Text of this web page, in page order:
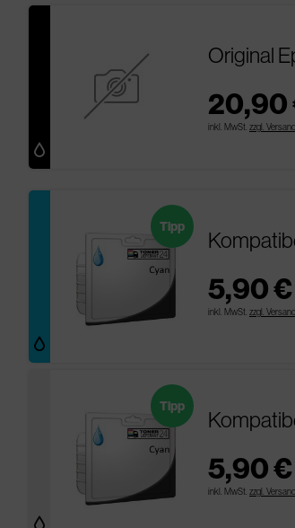
Original
20,90
inkl. MwSt. zzgl.
5,90
inkl. MwSt. zzgl.
Tipp
5,90
inkl. MwSt. zzgl.
Tipp